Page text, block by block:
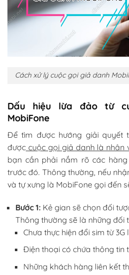
Cách xử lý cuộc gọi giả danh
Dấu hiệu lừa đảo từ
MobiFone
Để tìm được hướng giải quyết
được cuộc gọi giả danh là nhân
bạn cần phải nắm rõ các
trước đó. Thông thường, nếu
và tự xưng là MobiFone gọi đến
Bước 1: Kẻ gian sẽ chọn đối
Thông thường sẽ là những đối
Chưa thực hiện đổi sim từ 3G
Điện thoại có chứa thông tin
Những khách hàng liên kết